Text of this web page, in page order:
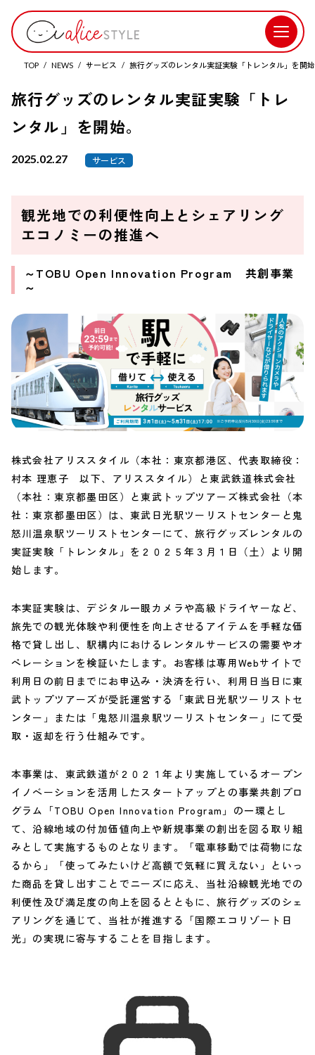
TOP NEWS サービス 旅行グッズのレンタル実証実験「トレンタル」を開
旅行グッズのレンタル実証実験「トレ
ンタル」を開始。
2025.02.27 サービス
観光地での利便性向上とシェアリング
エコノミーの推進へ
～TOBU Open Innovation Program 共創事業
～
株式会社アリススタイル（本社：東京都港区、代表取締役：
村本 理恵子 以下、アリススタイル）と東武鉄道株式会社
（本社：東京都墨田区）と東武トップツアーズ株式会社（本
社：東京都墨田区）は、東武日光駅ツーリストセンターと鬼
怒川温泉駅ツーリストセンターにて、旅行グッズレンタルの
実証実験「トレンタル」を２０２５年３月１日（土）より開
始します。
本実証実験は、デジタル一眼カメラや高級ドライヤーなど、
旅先での観光体験や利便性を向上させるアイテムを手軽な価
格で貸し出し、駅構内におけるレンタルサービスの需要やオ
ペレーションを検証いたします。お客様は専用Webサイトで
利用日の前日までにお申込み・決済を行い、利用日当日に東
武トップツアーズが受託運営する「東武日光駅ツーリストセ
ンター」または「鬼怒川温泉駅ツーリストセンター」にて受
取・返却を行う仕組みです。
本事業は、東武鉄道が２０２１年より実施しているオープン
イノベーションを活用したスタートアップとの事業共創プロ
グラム「TOBU Open Innovation Program」の一環とし
て、沿線地域の付加価値向上や新規事業の創出を図る取り組
みとして実施するものとなります。「電車移動では荷物にな
るから」「使ってみたいけど高額で気軽に買えない」といっ
た商品を貸し出すことでニーズに応え、当社沿線観光地での
利便性及び満足度の向上を図るとともに、旅行グッズのシェ
アリングを通じて、当社が推進する「国際エコリゾート日
光」の実現に寄与することを目指します。